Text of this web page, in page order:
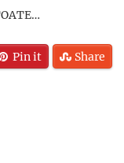
Pin it Share